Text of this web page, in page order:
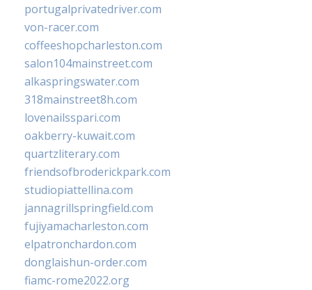
portugalprivatedriver.com
von-racer.com
coffeeshopcharleston.com
salon104mainstreet.com
alkaspringswater.com
318mainstreet8h.com
lovenailsspari.com
oakberry-kuwait.com
quartzliterary.com
friendsofbroderickpark.com
studiopiattellina.com
jannagrillspringfield.com
fujiyamacharleston.com
elpatronchardon.com
donglaishun-order.com
fiamc-rome2022.org